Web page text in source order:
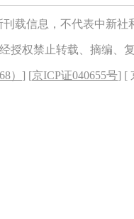
刊载信息，不代表中新
授权禁止转载、摘编、
） ] [京ICP证040655号] [